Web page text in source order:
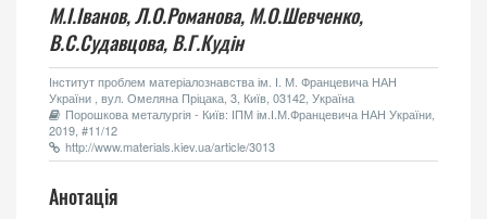
М.І.Іванов,Л.О.Романова, М.О.Шевченко,
В.С.Судавцова, В.Г.Кудін
Інститут проблем матеріалознавства ім. І. М. Францевича НАН
України , вул. Омеляна Пріцака, 3, Київ, 03142, Україна
Порошкова металургія - Київ: ІПМ ім.І.М.Францевича НАН України,
2019, #11/12
http://www.materials.kiev.ua/article/3013
Анотація